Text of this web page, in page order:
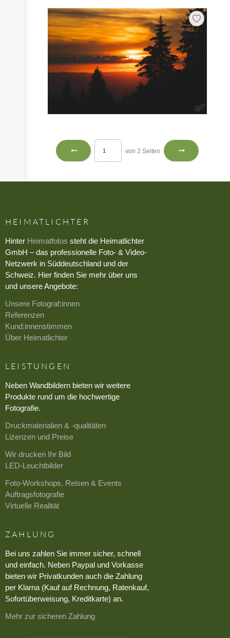
von 2 Seiten
HEIMATLICHTER
Hinter Heimatfotos steht die Heimatlichter
GmbH – das professionelle Foto- & Video-
Netzwerk in Süddeutschland und der
Schweiz. Hier finden Sie mehr über uns
und unsere Angebote:
Unsere Fotograf:innen
Referenzen
Kund:innenstimmen
Über Heimatlichter
LEISTUNGEN
Neben Wandbildern bieten wir weitere
Produkte rund um die hochwertige
Fotografie.
Druckmaterialien & -qualitäten
Lizenzen und Preise
Wir drucken Ihr Bild
LED-Leuchtbilder
Foto-Workshops, Reisen & Events
Auftragsfotografie
Virtuelle Realität
ZAHLUNG
Bei uns zahlen Sie immer sicher, schnell
und einfach. Neben Paypal und Vorkasse
bieten wir Privatkunden auch die Zahlung
per Klarna (Kauf auf Rechnung, Ratenkauf,
Sofortüberweisung, Kreditkarte) an.
Mehr zur sicheren Zahlung